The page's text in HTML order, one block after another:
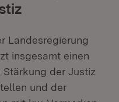
Landesregierung
insgesamt einen
der Justiz
und der